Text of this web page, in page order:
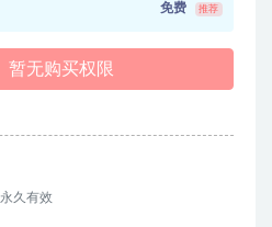
免费 推荐
暂无购买权限
永久有效